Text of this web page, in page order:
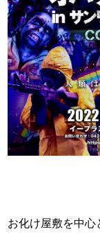
お化け屋敷を中心